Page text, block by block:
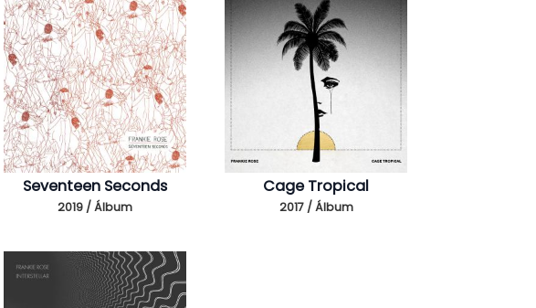
Seventeen Seconds
2019 / Álbum
Cage Tropical
2017 / Álbum